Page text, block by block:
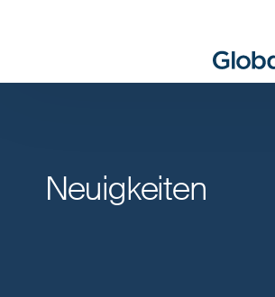
Neuigkeiten